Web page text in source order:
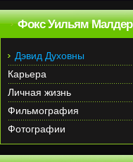
Фокс Уильям Малдер
Дэвид Духовны
Карьера
Личная жизнь
Фильмография
Фотографии